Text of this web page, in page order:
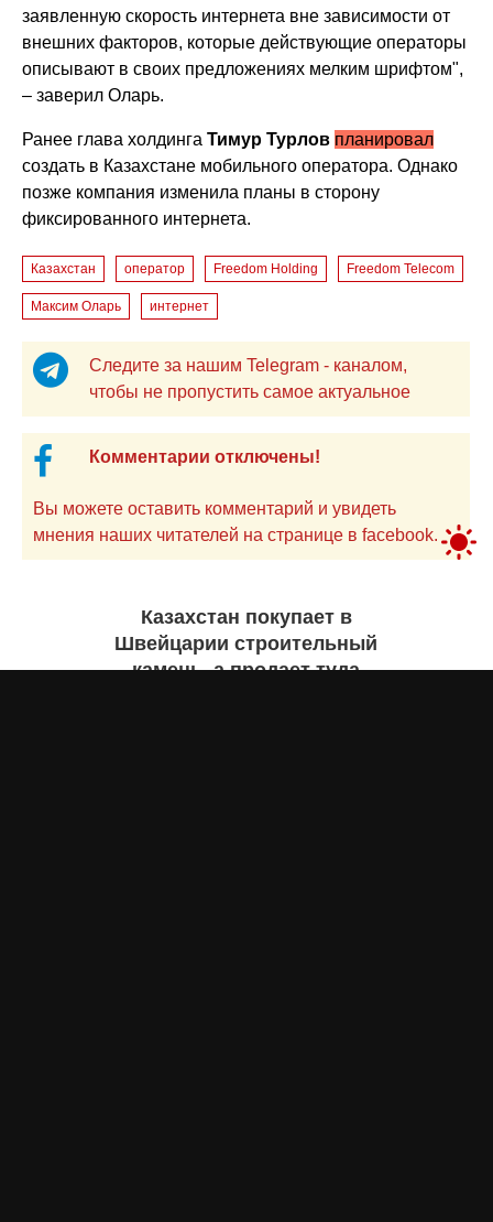
заявленную скорость интернета вне зависимости от
внешних факторов, которые действующие операторы
описывают в своих предложениях мелким шрифтом",
– заверил Оларь.
Ранее глава холдингаТимур Турлов планировал
создать в Казахстане мобильного оператора. Однако
позже компания изменила планы в сторону
фиксированного интернета.
Казахстан оператор Freedom Holding Freedom Telecom
Максим Оларь интернет
Следите за нашим Telegram - каналом,
чтобы не пропустить самое актуальное
Комментарии отключены!
Вы можете оставить комментарий и увидеть
мнения наших читателей на странице в facebook.
Казахстан покупает в
Швейцарии строительный
камень, а продает туда